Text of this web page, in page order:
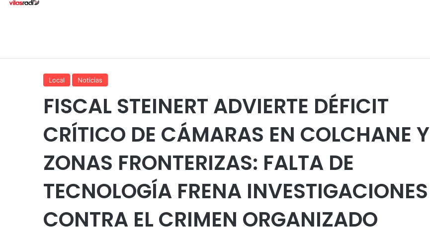
Local Noticias
FISCAL STEINERT ADVIERTE DÉFICIT
CRÍTICO DE CÁMARAS EN COLCHANE Y
ZONAS FRONTERIZAS: FALTA DE
TECNOLOGÍA FRENA INVESTIGACIONES
CONTRA EL CRIMEN ORGANIZADO